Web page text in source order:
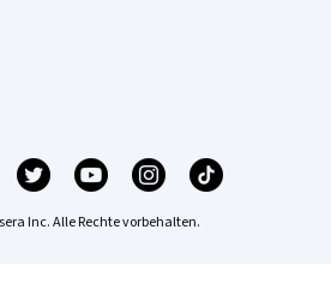
Inc. Alle Rechte vorbehalten.